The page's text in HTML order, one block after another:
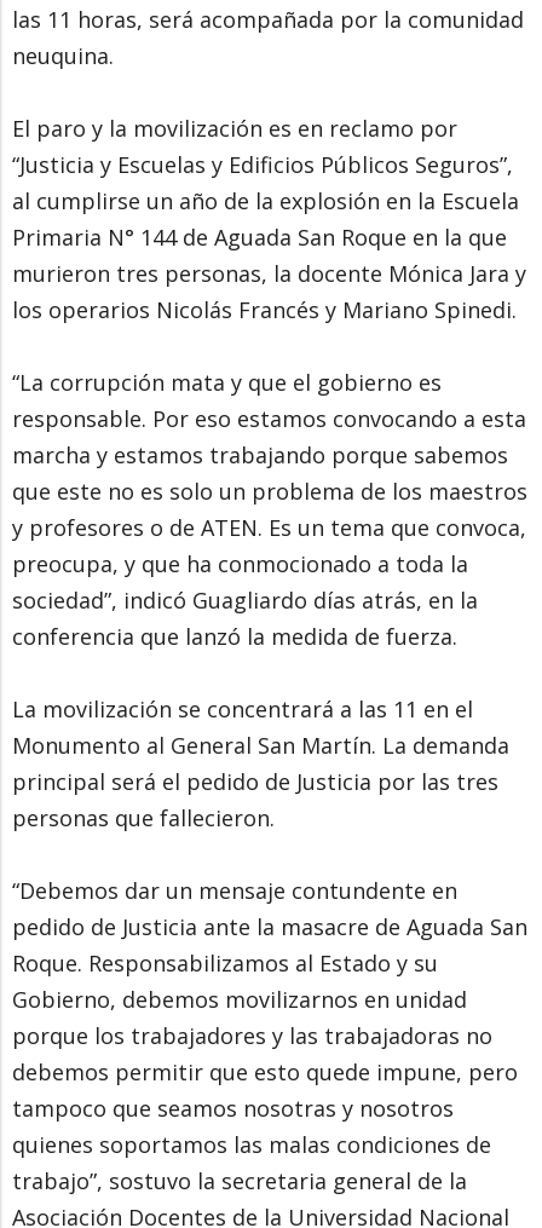
las 11 horas, será acompañada por la comunidad
neuquina.
El paro y la movilización es en reclamo por
“Justicia y Escuelas y Edificios Públicos Seguros”,
al cumplirse un año de la explosión en la Escuela
Primaria N° 144 de Aguada San Roque en la que
murieron tres personas, la docente Mónica Jara y
los operarios Nicolás Francés y Mariano Spinedi.
“La corrupción mata y que el gobierno es
responsable. Por eso estamos convocando a esta
marcha y estamos trabajando porque sabemos
que este no es solo un problema de los maestros
y profesores o de ATEN. Es un tema que convoca,
preocupa, y que ha conmocionado a toda la
sociedad”, indicó Guagliardo días atrás, en la
conferencia que lanzó la medida de fuerza.
La movilización se concentrará a las 11 en el
Monumento al General San Martín. La demanda
principal será el pedido de Justicia por las tres
personas que fallecieron.
“Debemos dar un mensaje contundente en
pedido de Justicia ante la masacre de Aguada San
Roque. Responsabilizamos al Estado y su
Gobierno, debemos movilizarnos en unidad
porque los trabajadores y las trabajadoras no
debemos permitir que esto quede impune, pero
tampoco que seamos nosotras y nosotros
quienes soportamos las malas condiciones de
trabajo”, sostuvo la secretaria general de la
Asociación Docentes de la Universidad Nacional